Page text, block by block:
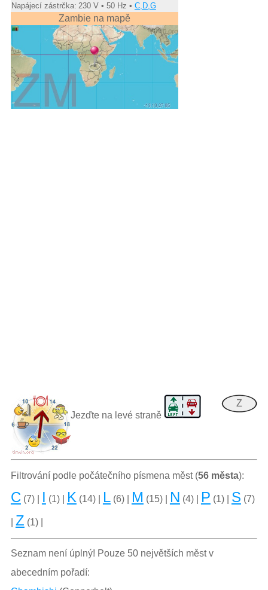
Napájecí zástrčka: 230 V • 50 Hz • C,D,G
Zambie na mapě
Z
Jezďte na levé straně
Filtrování podle počátečního písmena měst (56 města):
C (7) | I (1) | K (14) | L(6) | M (15) | N (4) | P (1) | S (7)
Z (1) |
Seznam není úplný! Pouze 50 největších měst v
abecedním pořadí: